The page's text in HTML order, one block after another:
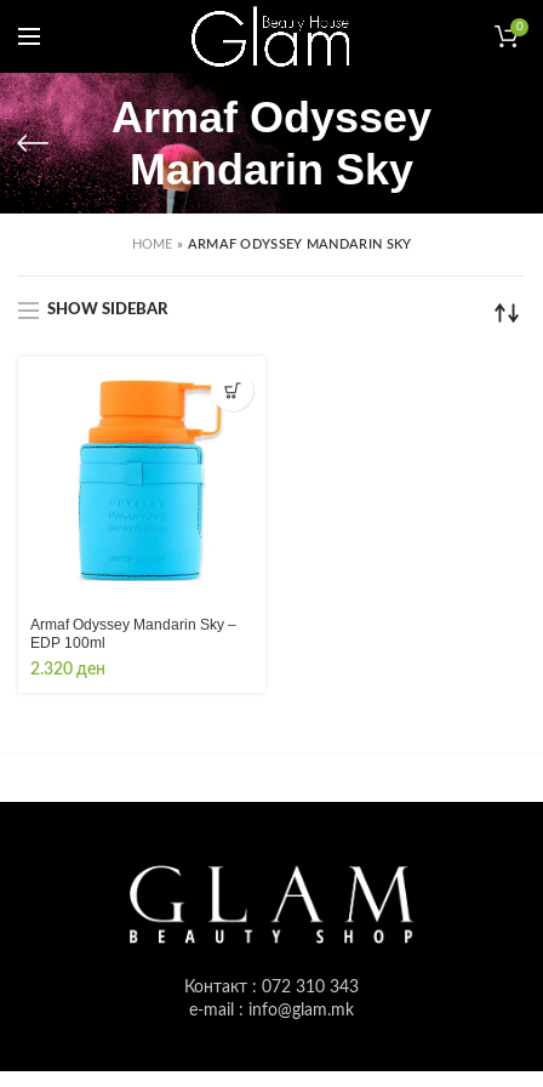
0
Armaf Odyssey
Mandarin Sky
HOME » ARMAF ODYSSEY MANDARIN SKY
SHOW SIDEBAR
Armaf Odyssey Mandarin Sky –
EDP 100ml
2.320 ден
Контакт : 072 310 343
e-mail : info@glam.mk